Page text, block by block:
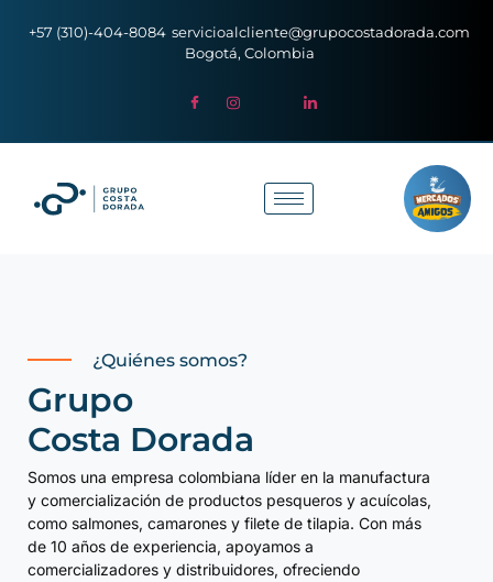
+57 (310)-404-8084 servicioalcliente@grupocostadorada.com
Bogotá, Colombia
¿Quiénes somos?
Grupo
Costa Dorada
Somos una empresa colombiana líder en la manufactura
y comercialización de productos pesqueros y acuícolas,
como salmones, camarones y filete de tilapia. Con más
de 10 años de experiencia, apoyamos a
comercializadores y distribuidores, ofreciendo